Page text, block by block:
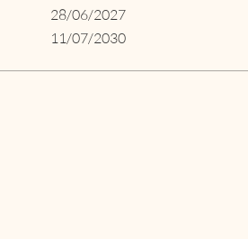
28/06/2027
11/07/2030